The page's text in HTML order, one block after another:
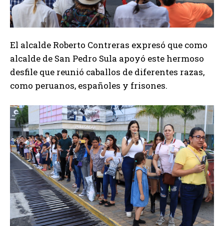
El alcalde Roberto Contreras expresó que como
alcalde de San Pedro Sula apoyó este hermoso
desfile que reunió caballos de diferentes razas,
como peruanos, españoles y frisones.